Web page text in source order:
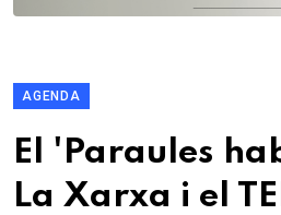
AGENDA
El 'Paraules
La Xarxa i el